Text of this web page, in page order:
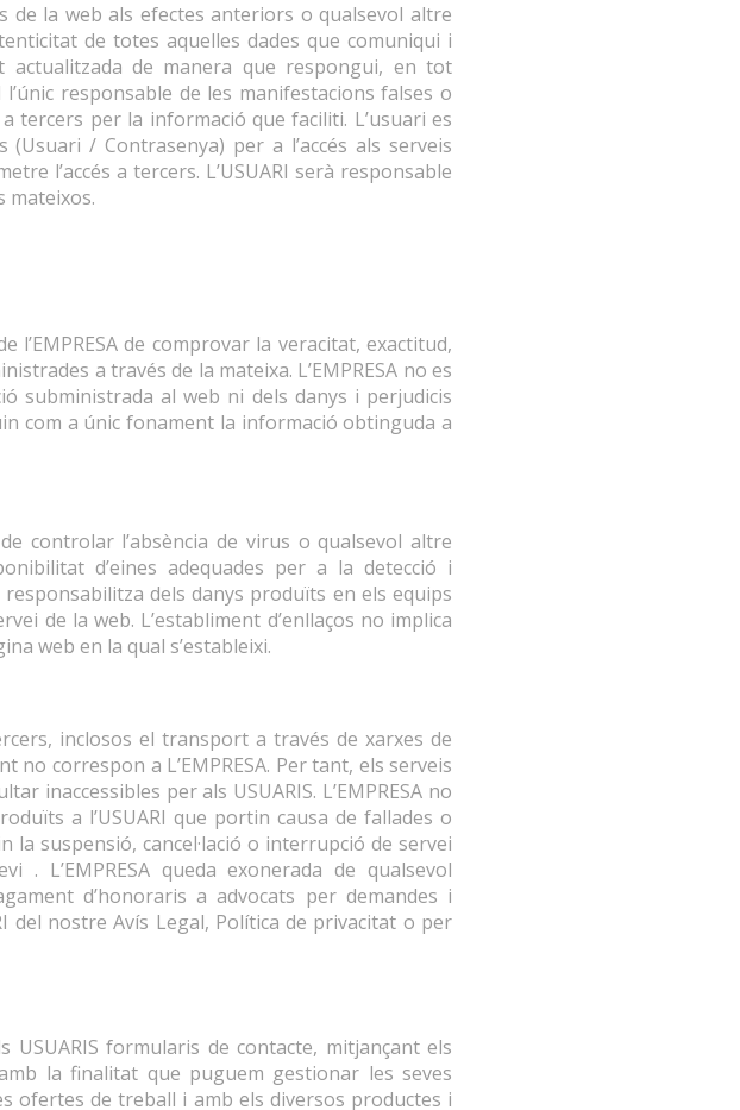
de la web als efectes anteriors o qualsevol altre
de totes aquelles dades que comuniqui i
actualitzada de manera que respongui, en tot
responsable de les manifestacions falses o
tercers per la informació que faciliti. L’usuari es
/ Contrasenya) per a l’accés als serveis
l’accés a tercers. L’USUARI serà responsable
mateixos.
l’EMPRESA de comprovar la veracitat, exactitud,
a través de la mateixa. L’EMPRESA no es
subministrada al web ni dels danys i perjudicis
com a únic fonament la informació obtinguda a
controlar l’absència de virus o qualsevol altre
d’eines adequades per a la detecció i
responsabilitza dels danys produïts en els equips
de la web. L’establiment d’enllaços no implica
web en la qual s’estableixi.
inclosos el transport a través de xarxes de
correspon a L’EMPRESA. Per tant, els serveis
inaccessibles per als USUARIS. L’EMPRESA no
a l’USUARI que portin causa de fallades o
la suspensió, cancel·lació o interrupció de servei
L’EMPRESA queda exonerada de qualsevol
d’honoraris a advocats per demandes i
del nostre Avís Legal, Política de privacitat o per
USUARIS formularis de contacte, mitjançant els
la finalitat que puguem gestionar les seves
ofertes de treball i amb els diversos productes i